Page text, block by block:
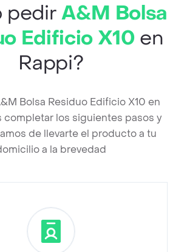
pedirA&M Bolsa
Edificio X10 en
Rappi?
Bolsa Residuo Edificio X10 en
completar los siguientes pasos y
de llevarte el producto a tu
a la brevedad